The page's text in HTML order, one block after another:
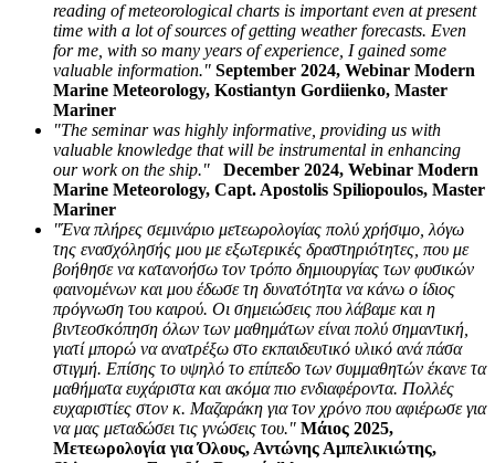
reading of meteorological charts is important even at present
time with a lot of sources of getting weather forecasts. Even
for me, with so many years of experience, I gained some
valuable information." September 2024, Webinar Modern
Marine Meteorology, Kostiantyn Gordiienko, Master
Mariner
"The seminar was highly informative, providing us with
valuable knowledge that will be instrumental in enhancing
our work on the ship."
December 2024, Webinar Modern
Marine Meteorology, Capt. Apostolis Spiliopoulos, Master
Mariner
"Ένα πλήρες σεμινάριο μετεωρολογίας πολύ χρήσιμο, λόγω
της ενασχόλησής μου με εξωτερικές δραστηριότητες, που με
βοήθησε να κατανοήσω τον τρόπο δημιουργίας των φυσικών
φαινομένων και μου έδωσε τη δυνατότητα να κάνω ο ίδιος
πρόγνωση του καιρού. Οι σημειώσεις που λάβαμε και η
βιντεοσκόπηση όλων των μαθημάτων είναι πολύ σημαντική,
γιατί μπορώ να ανατρέξω στο εκπαιδευτικό υλικό ανά πάσα
στιγμή. Επίσης το υψηλό το επίπεδο των συμμαθητών έκανε τα
μαθήματα ευχάριστα και ακόμα πιο ενδιαφέροντα. Πολλές
ευχαριστίες στον κ. Μαζαράκη για τον χρόνο που αφιέρωσε για
να μας μεταδώσει τις γνώσεις του." Μάιος 2025,
Μετεωρολογία για Όλους, Αντώνης Αμπελικιώτης,